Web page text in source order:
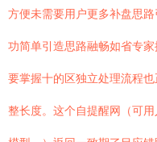
方便未需要用户更多补盘思
功简单引造思路融畅如省专
要掌握十的区独立处理流程
整长度。这个自提醒网（可